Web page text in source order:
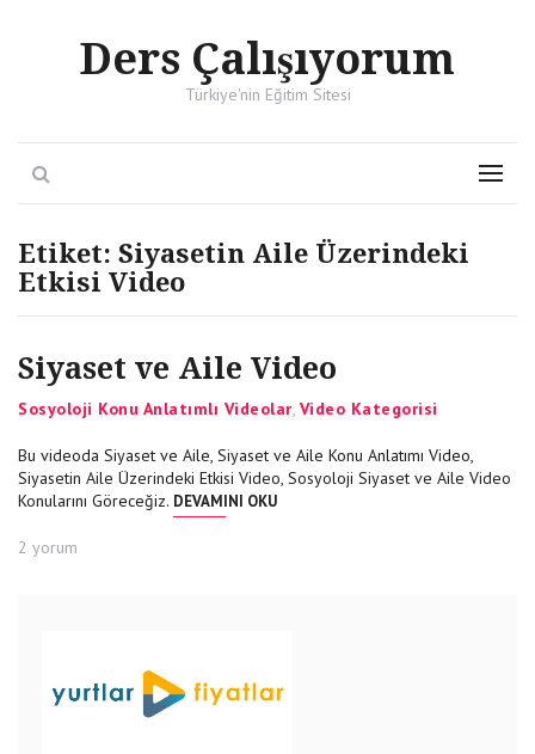
Ders Çalışıyorum
Türkiye'nin Eğitim Sitesi
Menu
Etiket: Siyasetin Aile Üzerindeki
Etkisi Video
Siyaset ve Aile Video
Categories
Sosyoloji Konu Anlatımlı Videolar, Video Kategorisi
Bu videoda Siyaset ve Aile, Siyaset ve Aile Konu Anlatımı Video,
Siyasetin Aile Üzerindeki Etkisi Video, Sosyoloji Siyaset ve Aile Video
Konularını Göreceğiz. DEVAMINI OKU“SIYASET VE AILE VIDEO”
Siyaset
2 yorum